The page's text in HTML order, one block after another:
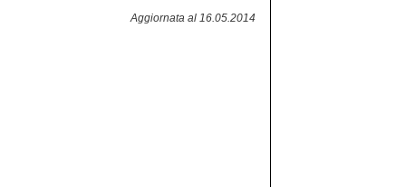
Aggiornata al 16.05.2014